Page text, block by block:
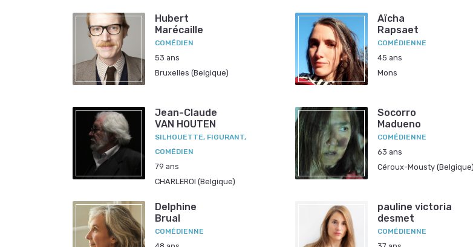
Hubert
Marécaille
COMÉDIEN
53 ans
Bruxelles (Belgique)
Aïcha
Rapsaet
COMÉDIENNE
45 ans
Mons
Jean-Claude
VAN HOUTEN
SILHOUETTE, FIGURANT,
COMÉDIEN
79 ans
CHARLEROI (Belgique)
Socorro
Madueno
COMÉDIENNE
63 ans
Céroux-Mousty (Belgique)
Delphine
Brual
COMÉDIENNE
pauline victoria
desmet
COMÉDIENNE